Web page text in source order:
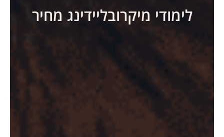
לימודי מיקרובליידינג מחיר